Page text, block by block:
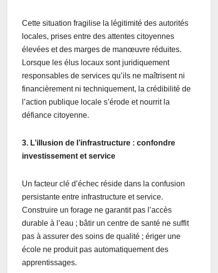
Cette situation fragilise la légitimité des autorités
locales, prises entre des attentes citoyennes
élevées et des marges de manœuvre réduites.
Lorsque les élus locaux sont juridiquement
responsables de services qu’ils ne maîtrisent ni
financièrement ni techniquement, la crédibilité de
l’action publique locale s’érode et nourrit la
défiance citoyenne.
3. L’illusion de l’infrastructure : confondre
investissement et service
Un facteur clé d’échec réside dans la confusion
persistante entre infrastructure et service.
Construire un forage ne garantit pas l’accès
durable à l’eau ; bâtir un centre de santé ne suffit
pas à assurer des soins de qualité ; ériger une
école ne produit pas automatiquement des
apprentissages.